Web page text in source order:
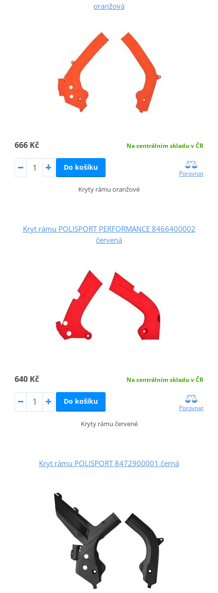
oranžová
666 Kč Na centrálním skladu v ČR
Do košíku
Porovnat
Kryty rámu oranžové
Kryt rámu POLISPORT PERFORMANCE 8466400002
červená
640 Kč Na centrálním skladu v ČR
Do košíku
Porovnat
Kryty rámu červené
Kryt rámu POLISPORT 8472900001 černá